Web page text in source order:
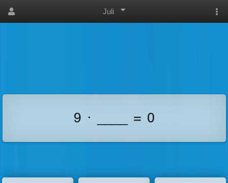
Juli
9 ⋅ ____ = 0